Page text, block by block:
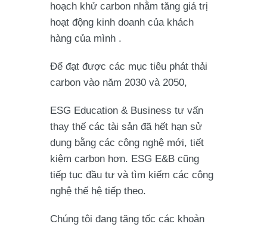
hoạch khử carbon nhằm tăng giá trị
hoạt động kinh doanh của khách
hàng của mình .
Để đạt được các mục tiêu phát thải
carbon vào năm 2030 và 2050,
ESG Education & Business tư vấn
thay thế các tài sản đã hết hạn sử
dụng bằng các công nghệ mới, tiết
kiệm carbon hơn. ESG E&B cũng
tiếp tục đầu tư và tìm kiếm các công
nghệ thế hệ tiếp theo.
Chúng tôi đang tăng tốc các khoản